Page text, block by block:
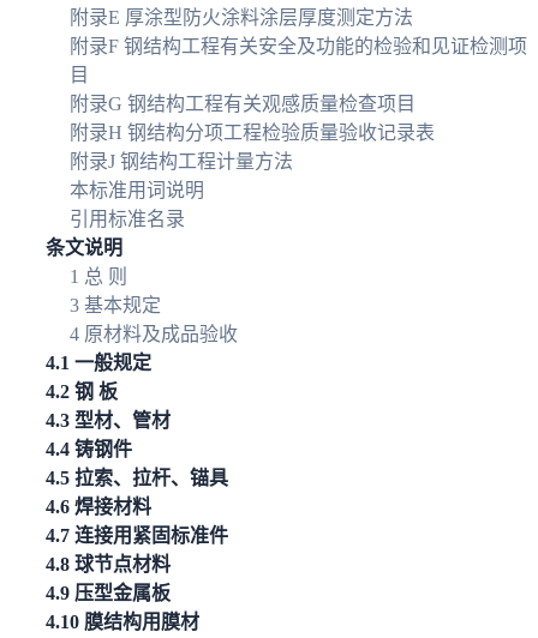
附录E 厚涂型防火涂料涂层厚度测定方法
附录F 钢结构工程有关安全及功能的检验和见证检测项
目
附录G 钢结构工程有关观感质量检查项目
附录H 钢结构分项工程检验质量验收记录表
附录J 钢结构工程计量方法
本标准用词说明
引用标准名录
条文说明
1 总 则
3 基本规定
4 原材料及成品验收
4.1 一般规定
4.2 钢 板
4.3 型材、管材
4.4 铸钢件
4.5 拉索、拉杆、锚具
4.6 焊接材料
4.7 连接用紧固标准件
4.8 球节点材料
4.9 压型金属板
4.10 膜结构用膜材